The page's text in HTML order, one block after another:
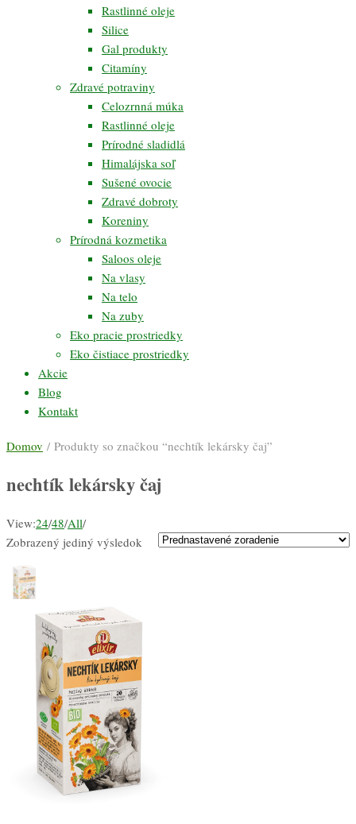
Rastlinné oleje
Silice
Gal produkty
Citamíny
Zdravé potraviny
Celozrnná múka
Rastlinné oleje
Prírodné sladidlá
Himalájska soľ
Sušené ovocie
Zdravé dobroty
Koreniny
Prírodná kozmetika
Saloos oleje
Na vlasy
Na telo
Na zuby
Eko pracie prostriedky
Eko čistiace prostriedky
Akcie
Blog
Kontakt
Domov / Produkty so značkou “nechtík lekársky čaj”
nechtík lekársky čaj
View:24/48/All/
Zobrazený jediný výsledok